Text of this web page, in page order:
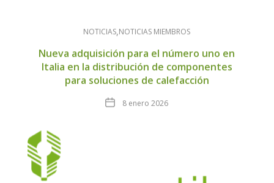
NOTICIAS NOTICIAS MIEMBROS
Nueva adquisición para el número uno en
Italia en la distribución de componentes
para soluciones de calefacción
Fecha8 enero 2026